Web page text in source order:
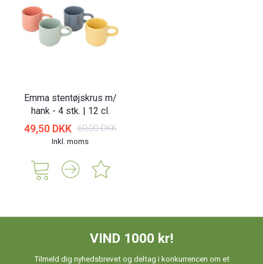
Emma stentøjskrus m/
hank - 4 stk. | 12 cl.
49,50 DKK 69,00 DKK
Inkl. moms
VIND 1000 kr!
Tilmeld dig nyhedsbrevet og deltag i konkurrencen om et